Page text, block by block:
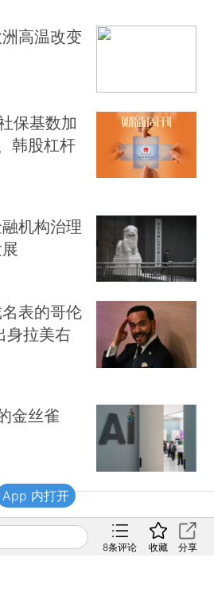
高温改变
保基数加
韩股杠杆
机构治理
名表的哥伦
身拉美右
金丝雀
8条评论 收藏 分享
App 内打开